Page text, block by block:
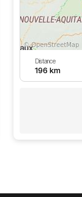
Distance
196 km